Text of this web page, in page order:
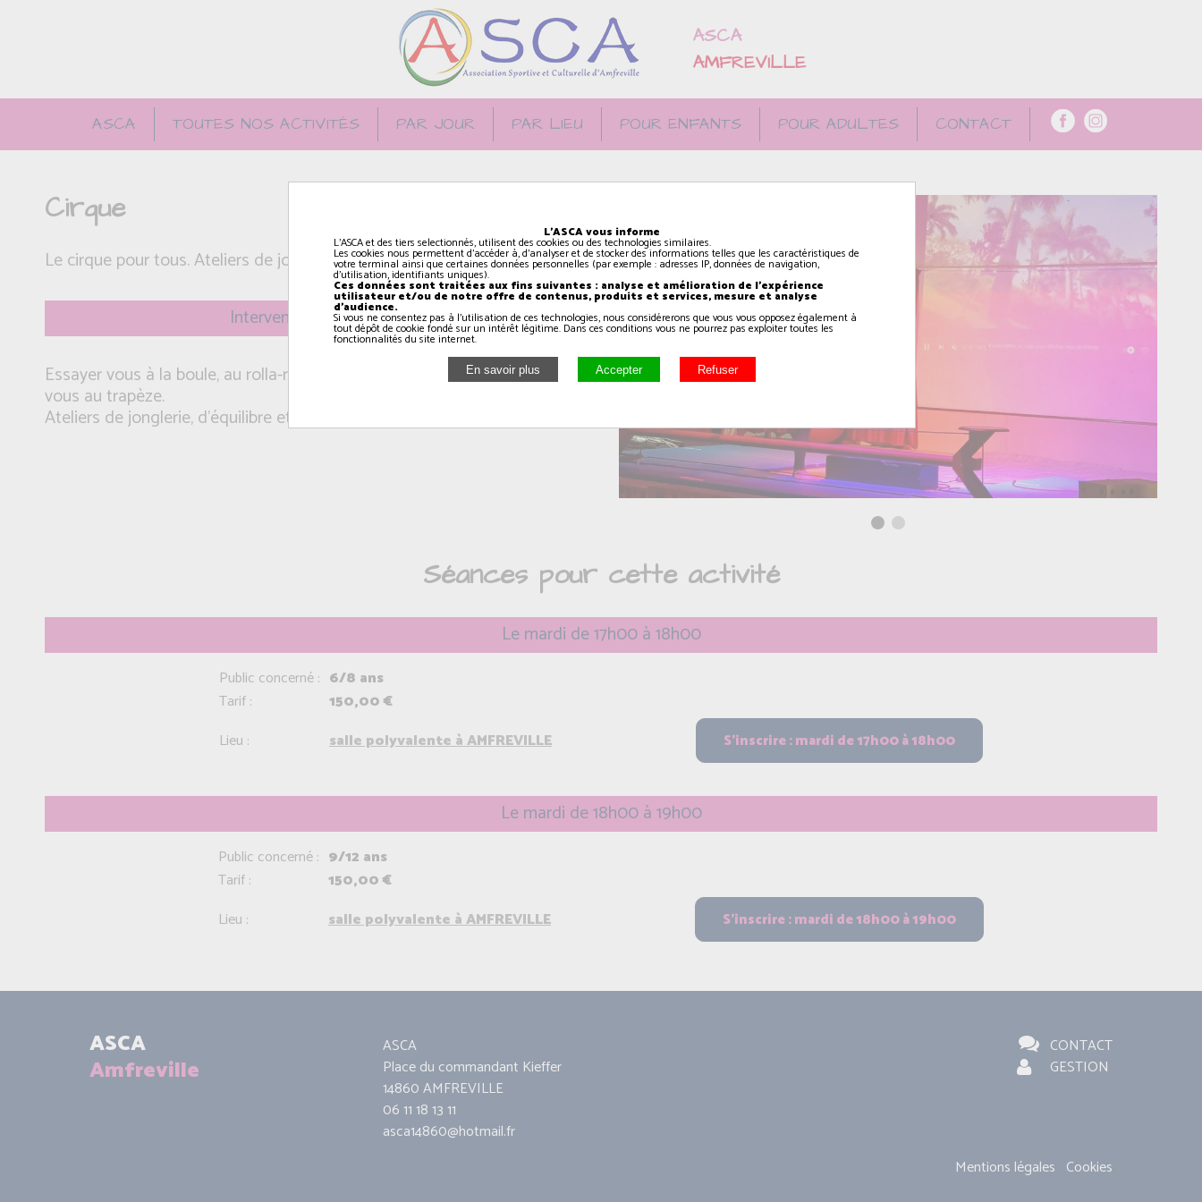
ASCA
AMFREVILLE
ASCA TOUTES NOS ACTIVITÉS PAR JOUR PAR LIEU POUR ENFANTS POUR ADULTES CONTACT
Cirque
Le cirque pour tous. Ateliers de jonglerie, d'équilibre et de coordination.
Intervenant(e): Coraline
Essayer vous à la boule, au rolla-rolla, à marcher sur un fil ou envolez
vous au trapèze.
Ateliers de jonglerie, d'équilibre et de coordination.
Séances pour cette activité
Le mardi de 17h00 à 18h00
Public concerné : 6/8 ans
Tarif :
150,00 €
Lieu :
salle polyvalente à AMFREVILLE
Le mardi de 18h00 à 19h00
Public concerné : 9/12 ans
Tarif :
150,00 €
Lieu :
salle polyvalente à AMFREVILLE
ASCA
Amfreville
ASCA
Place du commandant Kieffer
14860 AMFREVILLE
06 11 18 13 11
asca14860@hotmail.fr
CONTACT
GESTION
Mentions légales Cookies
L'ASCA vous informe
L'ASCA et des tiers selectionnés, utilisent des cookies ou des technologies similaires.
Les cookies nous permettent d'accéder à, d'analyser et de stocker des informations telles que les caractéristiques de
votre terminal ainsi que certaines données personnelles (par exemple : adresses IP, données de navigation,
d'utilisation, identifiants uniques).
Ces données sont traitées aux fins suivantes : analyse et amélioration de l'expérience
utilisateur et/ou de notre offre de contenus, produits et services, mesure et analyse
d'audience.
Si vous ne consentez pas à l'utilisation de ces technologies, nous considérerons que vous vous opposez également à
tout dépôt de cookie fondé sur un intérêt légitime. Dans ces conditions vous ne pourrez pas exploiter toutes les
fonctionnalités du site internet.